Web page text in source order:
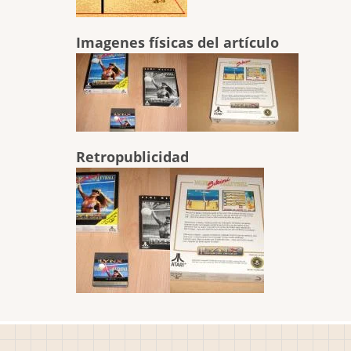
Imagenes físicas del artículo
Retropublicidad